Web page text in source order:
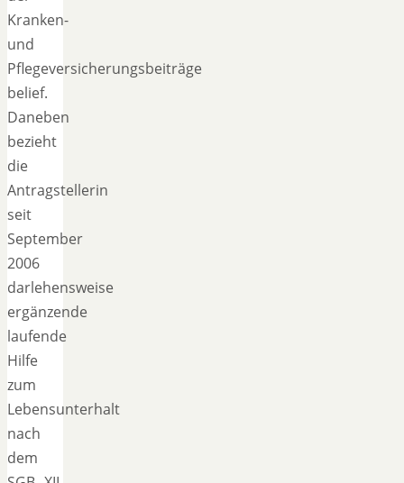
Kranken-
und
Pflegeversicherungsbeiträge
belief.
Daneben
bezieht
die
Antragstellerin
seit
September
2006
darlehensweise
ergänzende
laufende
Hilfe
zum
Lebensunterhalt
nach
dem